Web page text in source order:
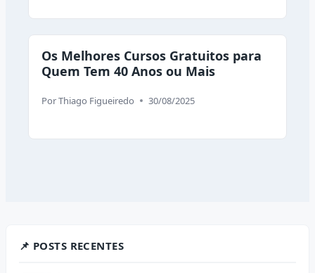
Os Melhores Cursos Gratuitos para
Quem Tem 40 Anos ou Mais
PorThiago Figueiredo 30/08/2025
📌 POSTS RECENTES